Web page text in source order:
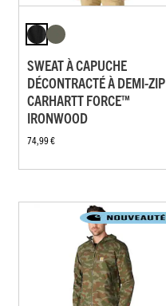
SWEAT À CAPUCHE
DÉCONTRACTÉ À DEMI-ZIP
CARHARTT FORCE™
IRONWOOD
74,99 €